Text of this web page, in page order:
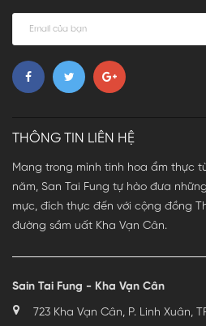
THÔNG TIN LIÊN HỆ
Mang trong mình tinh hoa ẩm thực
năm, San Tai Fung tự hào đưa
mực, đích thực đến với cộng đồng
đường sầm uất Kha Vạn Cân.
Sain Tai Fung - Kha Vạn Cân
723 Kha Vạn Cân, P. Linh Xuân,